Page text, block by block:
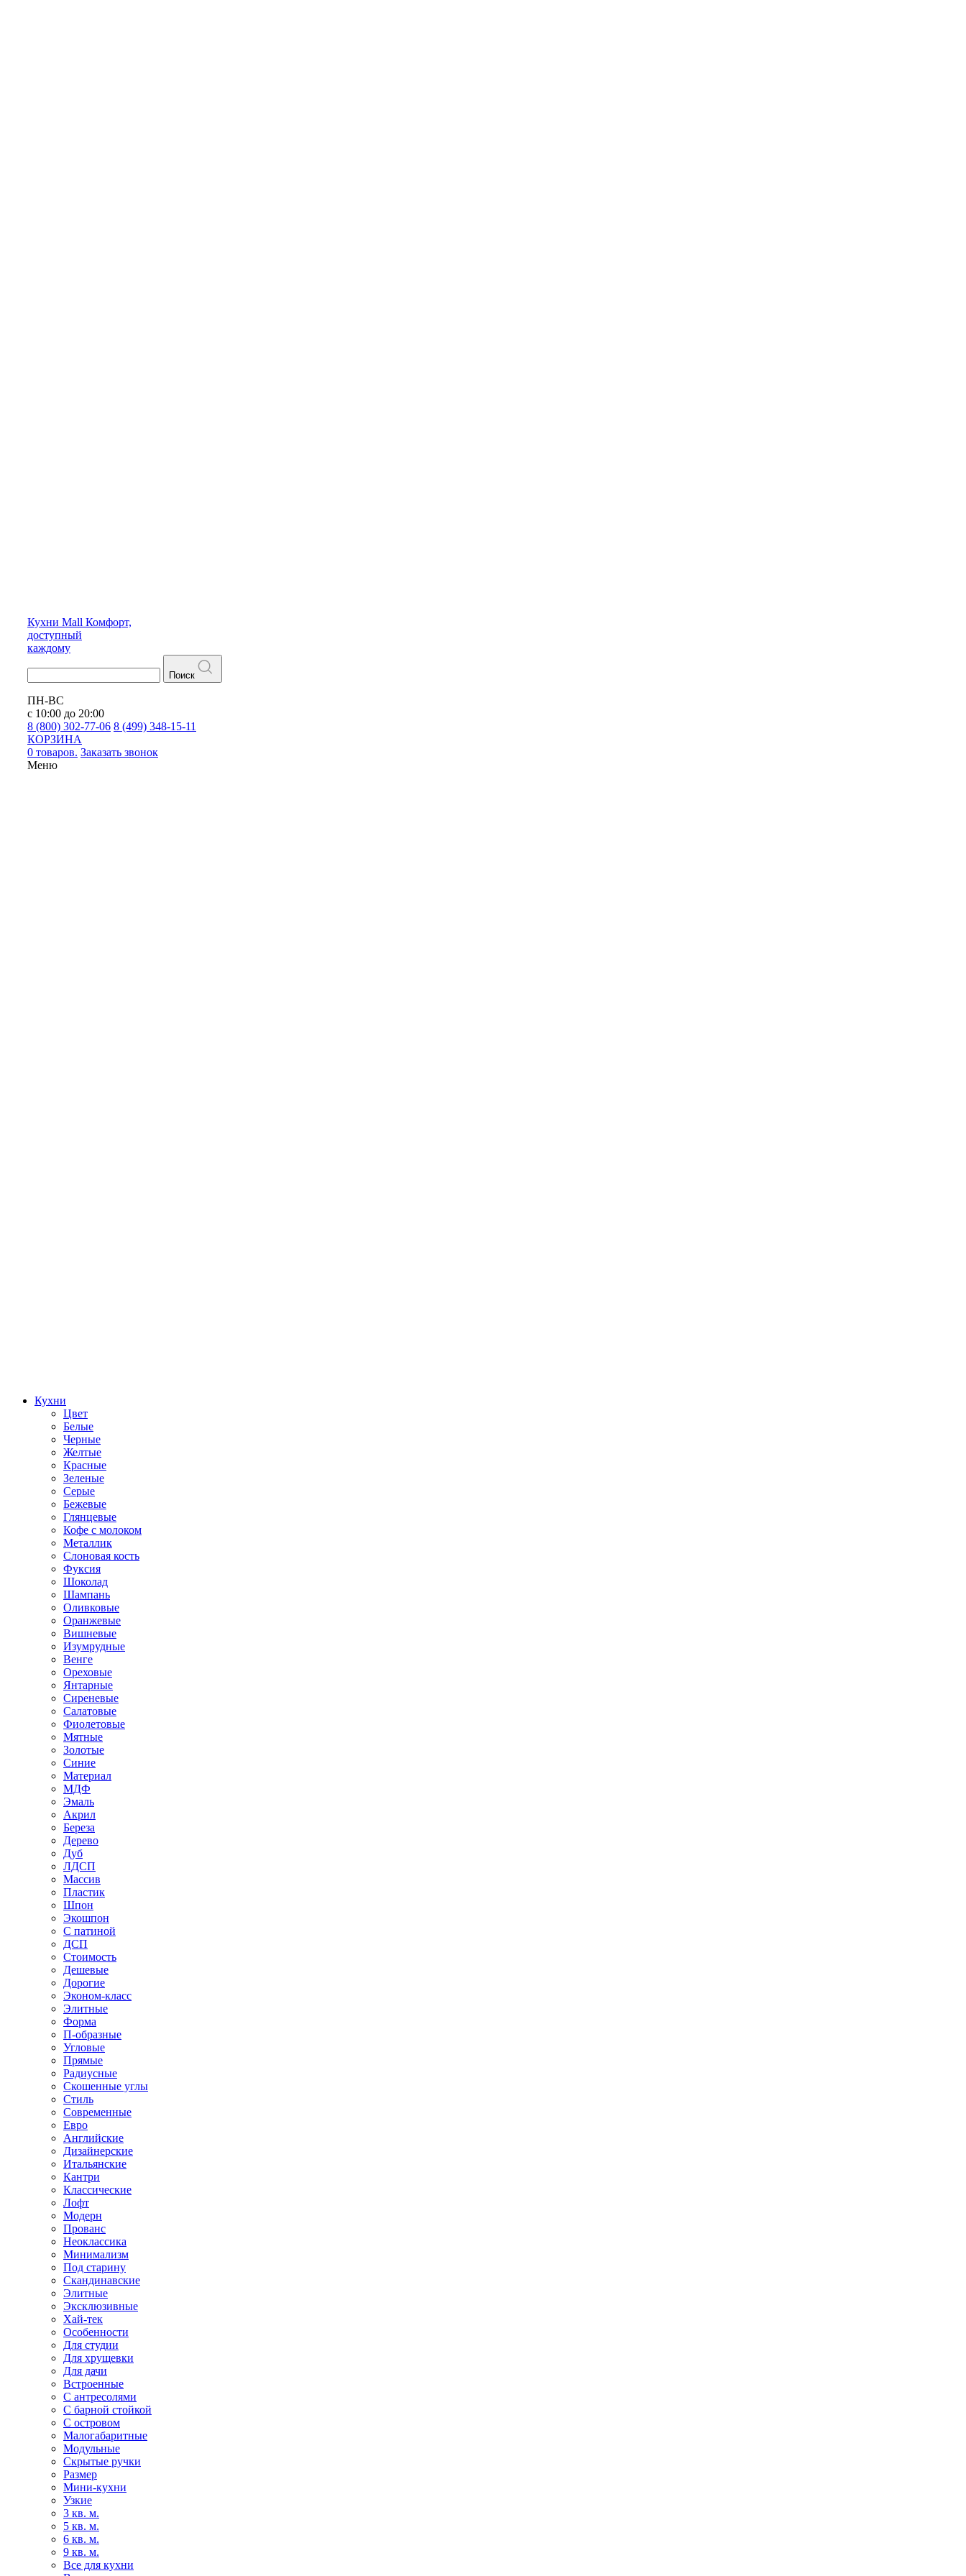
Кухни Mall Комфорт,
доступный
каждому
Поиск
ПН-ВС
с 10:00 до 20:00
8 (800) 302-77-06 8 (499) 348-15-11
КОРЗИНА
0 товаров. Заказать звонок
Меню
Кухни
Цвет
Белые
Черные
Желтые
Красные
Зеленые
Серые
Бежевые
Глянцевые
Кофе с молоком
Металлик
Слоновая кость
Фуксия
Шоколад
Шампань
Оливковые
Оранжевые
Вишневые
Изумрудные
Венге
Ореховые
Янтарные
Сиреневые
Салатовые
Фиолетовые
Мятные
Золотые
Синие
Материал
МДФ
Эмаль
Акрил
Береза
Дерево
Дуб
ЛДСП
Массив
Пластик
Шпон
Экошпон
С патиной
ДСП
Стоимость
Дешевые
Дорогие
Эконом-класс
Элитные
Форма
П-образные
Угловые
Прямые
Радиусные
Скошенные углы
Стиль
Современные
Евро
Английские
Дизайнерские
Итальянские
Кантри
Классические
Лофт
Модерн
Прованс
Неоклассика
Минимализм
Под старину
Скандинавские
Элитные
Эксклюзивные
Хай-тек
Особенности
Для студии
Для хрущевки
Для дачи
Встроенные
С антресолями
С барной стойкой
С островом
Малогабаритные
Модульные
Скрытые ручки
Размер
Мини-кухни
Узкие
3 кв. м.
5 кв. м.
6 кв. м.
9 кв. м.
Все для кухни